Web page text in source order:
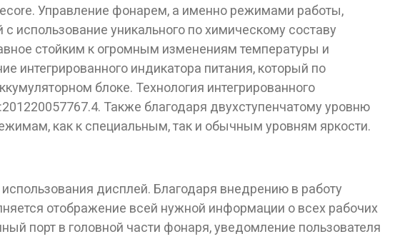
Управление фонарем, а именно режимами работы,
уникального по химическому составу
стойким к огромным изменениям температуры и
интегрированного индикатора питания, который по
блоке. Технология интегрированного
Также благодаря двухступенчатому уровню
как к специальным, так и обычным уровням яркости.
дисплей. Благодаря внедрению в работу
отображение всей нужной информации о всех рабочих
порт в головной части фонаря, уведомление пользователя